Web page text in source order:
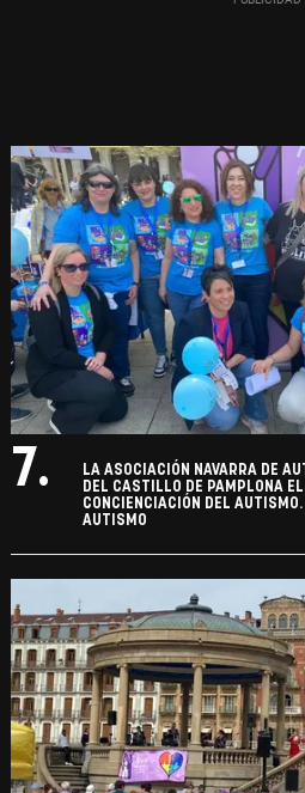
7.
LA ASOCIACIÓN NAVARRA DE
DEL CASTILLO DE PAMPLONA
CONCIENCIACIÓN DEL
AUTISMO